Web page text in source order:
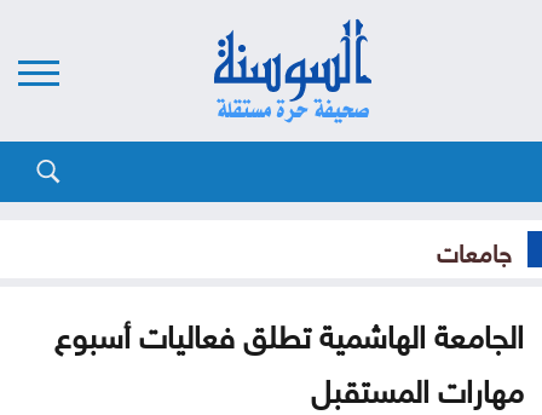
جامعات
الجامعة الهاشمية تطلق فعاليات أسبوع
مهارات المستقبل